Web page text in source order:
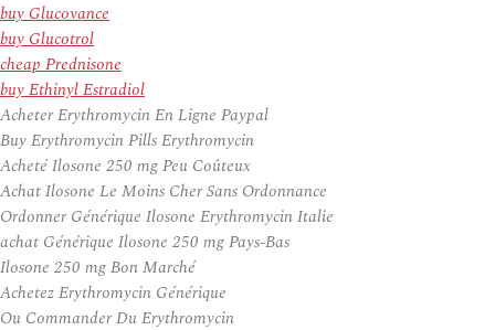
buy Glucovance
buy Glucotrol
cheap Prednisone
buy Ethinyl Estradiol
Acheter Erythromycin En Ligne Paypal
Buy Erythromycin Pills Erythromycin
Acheté Ilosone 250 mg Peu Coûteux
Achat Ilosone Le Moins Cher Sans Ordonnance
Ordonner Générique Ilosone Erythromycin Italie
achat Générique Ilosone 250 mg Pays-Bas
Ilosone 250 mg Bon Marché
Achetez Erythromycin Générique
Ou Commander Du Erythromycin